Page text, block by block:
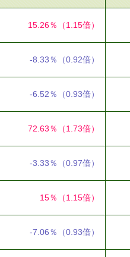
15.26％ （1.15倍）
-8.33％ （0.92倍）
-6.52％ （0.93倍）
72.63％ （1.73倍）
-3.33％ （0.97倍）
15％ （1.15倍）
-7.06％ （0.93倍）